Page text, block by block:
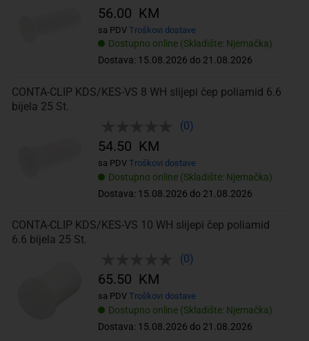
Dostupno online (Skladište: Njemačka)
Dostava: 15.08.2026 do 21.08.2026
56.00 KM
sa PDV Troškovi dostave
CONTA-CLIP KDS/KES-VS 8 WH slijepi čep poliamid 6.6
bijela 25 St.
(0)
Dostupno online (Skladište: Njemačka)
Dostava: 15.08.2026 do 21.08.2026
54.50 KM
sa PDV Troškovi dostave
CONTA-CLIP KDS/KES-VS 10 WH slijepi čep poliamid
6.6 bijela 25 St.
(0)
Dostupno online (Skladište: Njemačka)
Dostava: 15.08.2026 do 21.08.2026
65.50 KM
sa PDV Troškovi dostave